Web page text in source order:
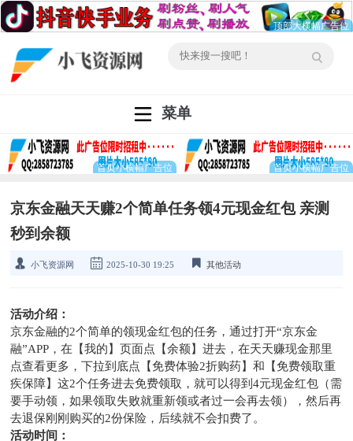
菜单
京东金融天天赚2个简单任务领4元现金红包 亲测
秒到余额
小飞资源网 2025-10-30 19:25 其他活动
活动介绍：
京东金融的2个简单的领现金红包的任务，通过打开“京东金
融”APP，在【我的】页面点【余额】进去，在天天赚现金那里
点查看更多，下拉到底点【免费体验2折购药】和【免费领取重
疾保障】这2个任务进去免费领取，就可以得到4元现金红包（需
要手动领，如果领取失败就重新领或者过一会再去领），然后再
去退保刚刚购买的2份保险，后续就不会扣费了。
活动时间：